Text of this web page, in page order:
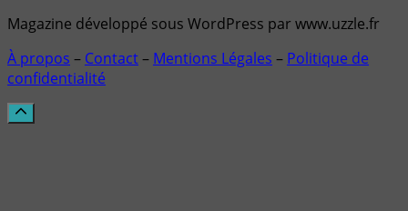
Magazine développé sous WordPress par www.uzzle.fr
À propos – Contact– Mentions Légales – Politique de
confidentialité